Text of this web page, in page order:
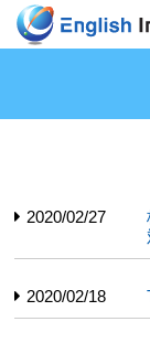
2020/02/27
2020/02/18